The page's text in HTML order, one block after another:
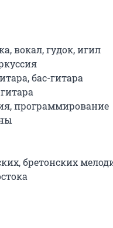
вокал, гудок, игил
бас-гитара
программирование
бретонских